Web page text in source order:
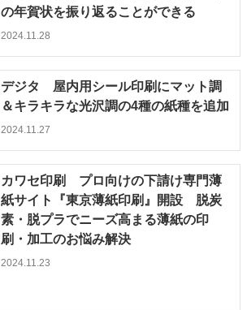
の年賀状を振り返ることができる
2024.11.28
デジタ 屋内用シール印刷にマット調
＆キラキラな光沢調の4種の紙種を追加
2024.11.27
カワセ印刷 プロ向けの下請け専門薄
紙サイト『東京薄紙印刷』開設 脱炭
素・脱プラでニーズ高まる薄紙の印
刷・加工のお悩み解決
2024.11.23